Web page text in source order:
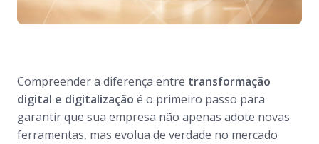
Compreender a diferença entre transformação
digital e digitalização é o primeiro passo para
garantir que sua empresa não apenas adote novas
ferramentas, mas evolua de verdade no mercado